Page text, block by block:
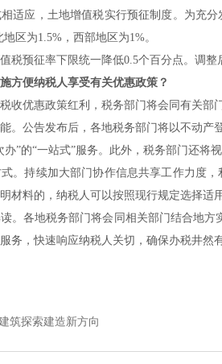
适应，土地增值税实行预征制度。为充
区为1.5%，西部地区为1%。
税预征率下限统一降低0.5个百分点。调
方便纳税人享受有关优惠政策？
收优惠政策红利，税务部门将会同有关部
。公告发布后，各地税务部门将以不动
”的“一站式”服务。此外，税务部门还将
。持续加大部门协作信息共享工作力度
材料的，纳税人可以按照现行规定选择适
。各地税务部门将会同相关部门结合地
务，快速响应纳税人关切，确保办税井然
筑探索建造新方向